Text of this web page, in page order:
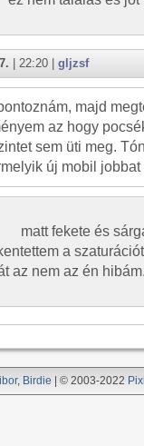
| 22:20 | gljzsf
majd
az hogy
sem üti meg.
új mobil
matt fekete és
a
az nem az én
, Birdie | © 2003-2022